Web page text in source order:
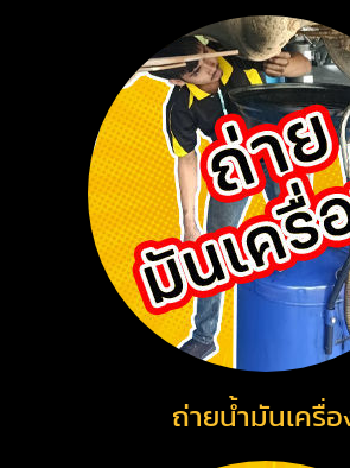
ถ่ายน้ำมันเครื่